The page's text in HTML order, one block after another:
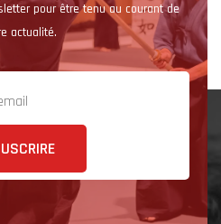
pour être tenu au courant de
actualité.